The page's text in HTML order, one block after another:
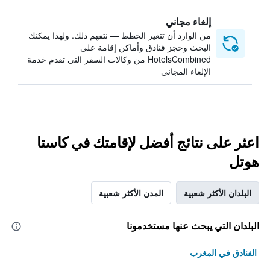
إلغاء مجاني
من الوارد أن تتغير الخطط — نتفهم ذلك. ولهذا يمكنك
البحث وحجز فنادق وأماكن إقامة على
HotelsCombined من وكالات السفر التي تقدم خدمة
الإلغاء المجاني
اعثر على نتائج أفضل لإقامتك في كاستا
هوتل
البلدان الأكثر شعبية المدن الأكثر شعبية
البلدان التي يبحث عنها مستخدمونا
الفنادق في المغرب